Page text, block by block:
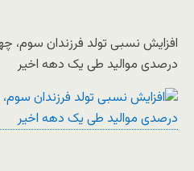
درصدی موالید طی یک دهه اخیر